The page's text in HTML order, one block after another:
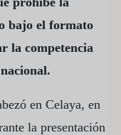
bajo el formato
la competencia
en Celaya, en
la presentación